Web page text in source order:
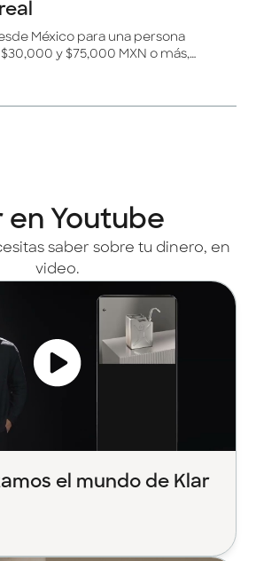
México para una persona
y $75,000 MXN o más,
en Youtube
saber sobre tu dinero, en
video.
el mundo de Klar